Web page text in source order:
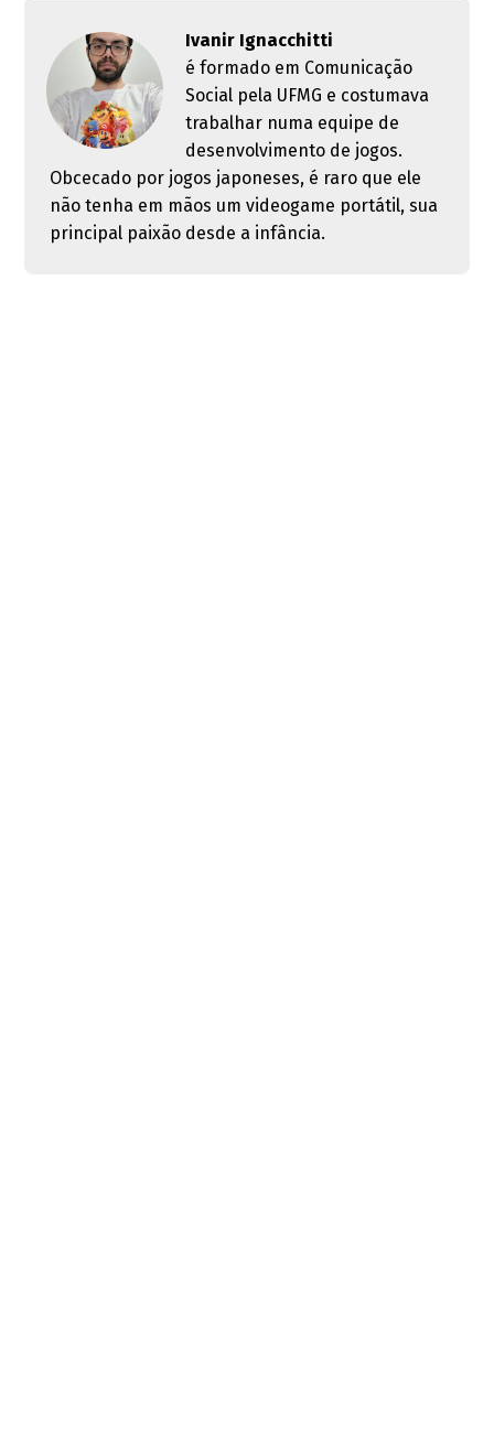
Ivanir Ignacchitti
é formado em Comunicação
Social pela UFMG e costumava
trabalhar numa equipe de
desenvolvimento de jogos.
Obcecado por jogos japoneses, é raro que ele
não tenha em mãos um videogame portátil, sua
principal paixão desde a infância.